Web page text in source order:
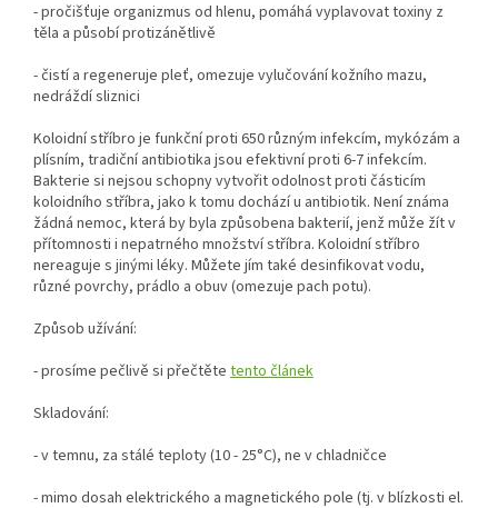
- pročišťuje organizmus od hlenu, pomáhá vyplavovat toxiny z
těla a působí protizánětlivě
- čistí a regeneruje pleť, omezuje vylučování kožního mazu,
nedráždí sliznici
Koloidní stříbro je funkční proti 650 různým infekcím, mykózám a
plísním, tradiční antibiotika jsou efektivní proti 6-7 infekcím.
Bakterie si nejsou schopny vytvořit odolnost proti částicím
koloidního stříbra, jako k tomu dochází u antibiotik. Není známa
žádná nemoc, která by byla způsobena bakterií, jenž může žít v
přítomnosti i nepatrného množství stříbra. Koloidní stříbro
nereaguje s jinými léky. Můžete jím také desinfikovat vodu,
různé povrchy, prádlo a obuv (omezuje pach potu).
Způsob užívání:
- prosíme pečlivě si přečtěte tento článek
Skladování:
- v temnu, za stálé teploty (10 - 25°C), ne v chladničce
- mimo dosah elektrického a magnetického pole (tj. v blízkosti el.